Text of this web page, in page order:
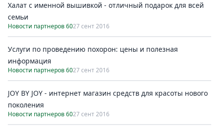
Халат с именной вышивкой - отличный подарок для всей
семьи
Новости партнеров 6027 сент 2016
Услуги по проведению похорон: цены и полезная
информация
Новости партнеров 6027 сент 2016
JOY BY JOY - интернет магазин средств для красоты нового
поколения
Новости партнеров 6027 сент 2016